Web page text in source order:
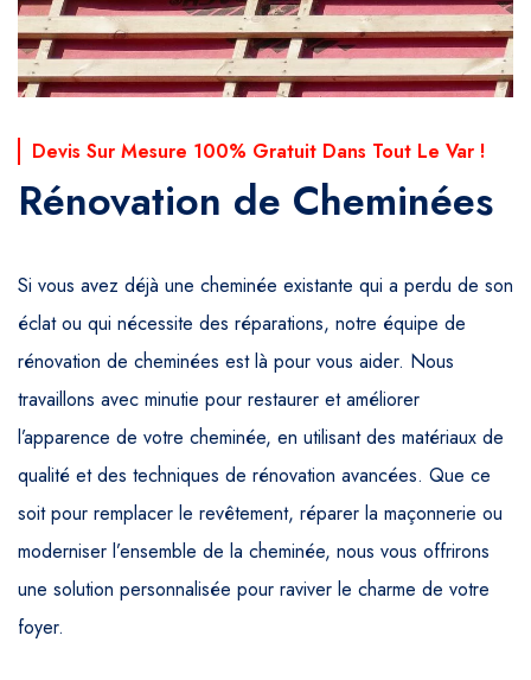
Devis Sur Mesure 100% Gratuit Dans Tout Le Var !
Rénovation de Cheminées
Si vous avez déjà une cheminée existante qui a perdu de son
éclat ou qui nécessite des réparations, notre équipe de
rénovation de cheminées est là pour vous aider. Nous
travaillons avec minutie pour restaurer et améliorer
l’apparence de votre cheminée, en utilisant des matériaux de
qualité et des techniques de rénovation avancées. Que ce
soit pour remplacer le revêtement, réparer la maçonnerie ou
moderniser l’ensemble de la cheminée, nous vous offrirons
une solution personnalisée pour raviver le charme de votre
foyer.